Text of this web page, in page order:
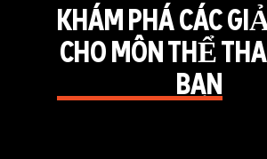
KHÁM PHÁ CÁC
CHO MÔN THỂ
BẠN